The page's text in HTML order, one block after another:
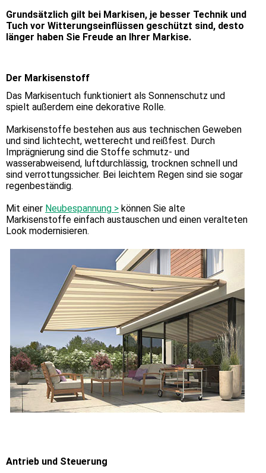
Grundsätzlich gilt bei Markisen, je besser Technik und
Tuch vor Witterungseinflüssen geschützt sind, desto
länger haben Sie Freude an Ihrer Markise.
Der Markisenstoff
Das Markisentuch funktioniert als Sonnenschutz und
spielt außerdem eine dekorative Rolle.
Markisenstoffe bestehen aus aus technischen Geweben
und sind lichtecht, wetterecht und reißfest. Durch
Imprägnierung sind die Stoffe schmutz- und
wasserabweisend, luftdurchlässig, trocknen schnell und
sind verrottungssicher. Bei leichtem Regen sind sie sogar
regenbeständig.
Mit einer Neubespannung > können Sie alte
Markisenstoffe einfach austauschen und einen veralteten
Look modernisieren.
Antrieb und Steuerung